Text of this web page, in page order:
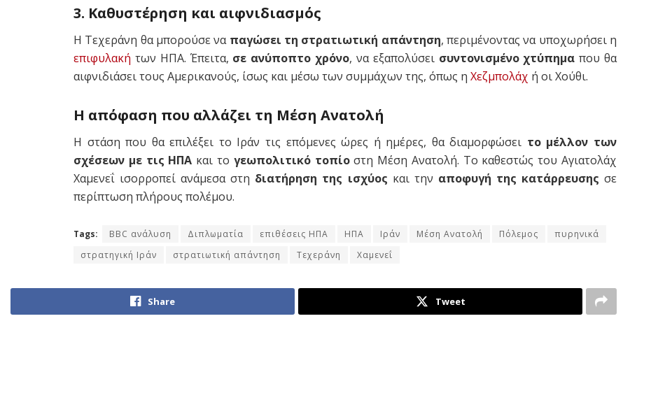
3. Καθυστέρηση και αιφνιδιασμός
Η Τεχεράνη θα μπορούσε να παγώσει τη στρατιωτική απάντηση, περιμένοντας να υποχωρήσει η
επιφυλακή των ΗΠΑ. Έπειτα, σε ανύποπτο χρόνο, να εξαπολύσει συντονισμένο χτύπημα που θα
αιφνιδιάσει τους Αμερικανούς, ίσως και μέσω των συμμάχων της, όπως η Χεζμπολάχ ή οι Χούθι.
Η απόφαση που αλλάζει τη Μέση Ανατολή
Η στάση που θα επιλέξει το Ιράν τις επόμενες ώρες ή ημέρες, θα διαμορφώσει το μέλλον των
σχέσεων με τις ΗΠΑ και το γεωπολιτικό τοπίοστη Μέση Ανατολή. Το καθεστώς του Αγιατολάχ
Χαμενεΐ ισορροπεί ανάμεσα στη διατήρηση της ισχύος και την αποφυγή της κατάρρευσης σε
περίπτωση πλήρους πολέμου.
Tags: BBC ανάλυση Διπλωματία επιθέσεις ΗΠΑ ΗΠΑ Ιράν Μέση Ανατολή Πόλεμος
πυρηνικά
στρατηγική Ιράν
στρατιωτική απάντηση Τεχεράνη Χαμενεΐ
Share Tweet